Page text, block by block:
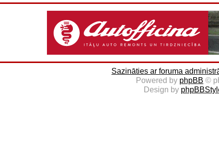
Sazināties ar foruma
Powered by phpBB ©
Design by